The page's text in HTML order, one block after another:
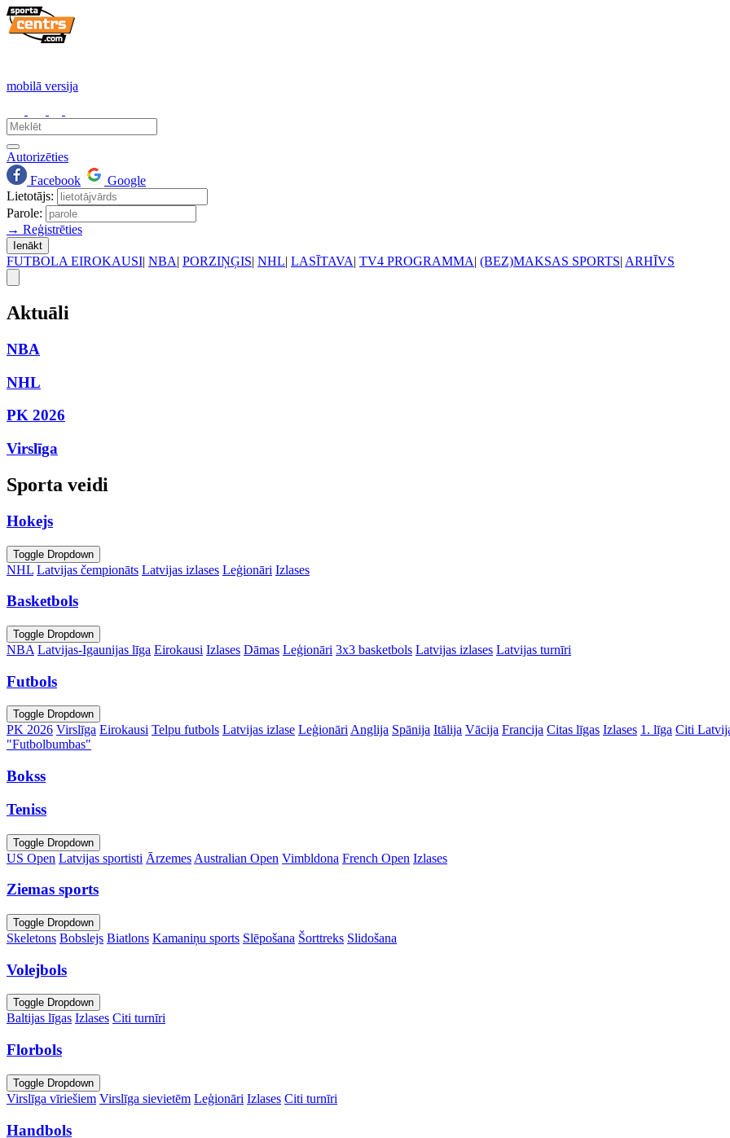
mobilā versija
Autorizēties
Facebook
Google
Lietotājs:
Parole:
→ Reģistrēties
Ienākt
FUTBOLA EIROKAUSI| NBA| PORZIŅĢIS| NHL| LASĪTAVA| TV4 PROGRAMMA| (BEZ)MAKSAS SPORTS| ARHĪVS
Aktuāli
NBA
NHL
PK 2026
Virslīga
Sporta veidi
Hokejs
Toggle Dropdown
NHL Latvijas čempionāts Latvijas izlases Leģionāri Izlases
Basketbols
Toggle Dropdown
NBA Latvijas-Igaunijas līga Eirokausi Izlases Dāmas Leģionāri 3x3 basketbols Latvijas izlases Latvijas turnīri
Futbols
Toggle Dropdown
PK 2026 Virslīga Eirokausi Telpu futbols Latvijas izlase Leģionāri Anglija Spānija Itālija Vācija Francija Citas līgas Izlases 1. līga Citi
"Futbolbumbas"
Bokss
Teniss
Toggle Dropdown
US Open Latvijas sportisti Ārzemes Australian Open Vimbldona French Open Izlases
Ziemas sports
Toggle Dropdown
Skeletons Bobslejs Biatlons Kamaniņu sports Slēpošana Šorttreks Slidošana
Volejbols
Toggle Dropdown
Baltijas līgas Izlases Citi turnīri
Florbols
Toggle Dropdown
Virslīga vīriešiem Virslīga sievietēm Leģionāri Izlases Citi turnīri
Handbols